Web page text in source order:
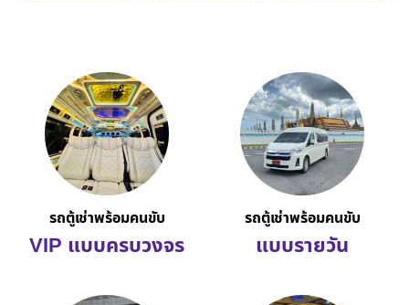
รถตู้เช่าพร้อมคนขับ
VIP แบบครบวงจร
รถตู้เช่าพร้อมคนขับ
แบบรายวัน